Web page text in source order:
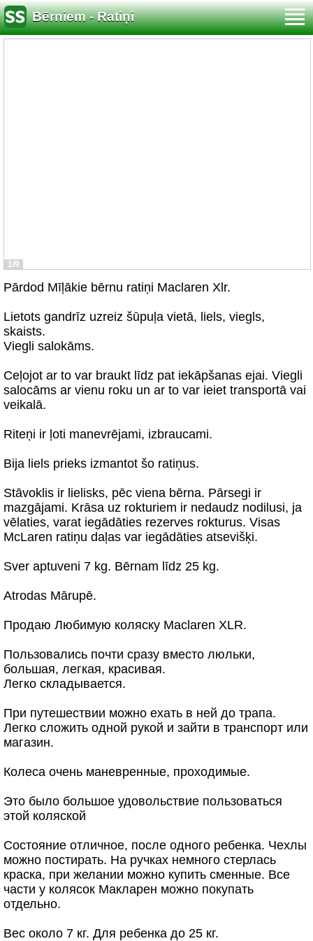
Bērniem - Ratiņi
1/9
Pārdod Mīļākie bērnu ratiņi Maclaren Xlr.
Lietots gandrīz uzreiz šūpuļa vietā, liels, viegls,
skaists.
Viegli salokāms.
Ceļojot ar to var braukt līdz pat iekāpšanas ejai. Viegli
salocāms ar vienu roku un ar to var ieiet transportā vai
veikalā.
Riteņi ir ļoti manevrējami, izbraucami.
Bija liels prieks izmantot šo ratiņus.
Stāvoklis ir lielisks, pēc viena bērna. Pārsegi ir
mazgājami. Krāsa uz rokturiem ir nedaudz nodilusi, ja
vēlaties, varat iegādāties rezerves rokturus. Visas
McLaren ratiņu daļas var iegādāties atsevišķi.
Sver aptuveni 7 kg. Bērnam līdz 25 kg.
Atrodas Mārupē.
Продаю Любимую коляску Maclaren XLR.
Пользовались почти сразу вместо люльки,
большая, легкая, красивая.
Легко складывается.
При путешествии можно ехать в ней до трапа.
Легко сложить одной рукой и зайти в транспорт или
магазин.
Колеса очень маневренные, проходимые.
Это было большое удовольствие пользоваться
этой коляской
Состояние отличное, после одного ребенка. Чехлы
можно постирать. На ручках немного стерлась
краска, при желании можно купить сменные. Все
части у колясок Макларен можно покупать
отдельно.
Вес около 7 кг. Для ребенка до 25 кг.